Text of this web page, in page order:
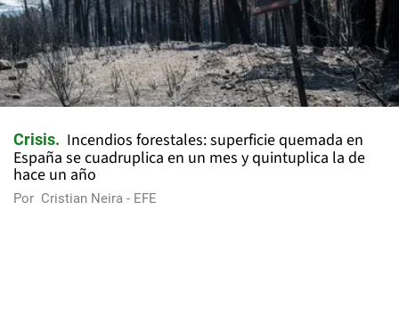
Crisis
Incendios forestales: superficie quemada en
España se cuadruplica en un mes y quintuplica la de
hace un año
Por Cristian Neira - EFE